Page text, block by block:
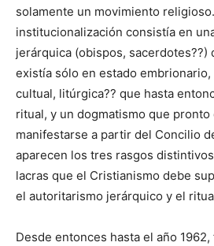
solamente un movimiento
institucionalización consistía en
jerárquica (obispos, sacerdotes??)
existía sólo en estado
cultual, litúrgica?? que hasta
ritual, y un dogmatismo que pronto
manifestarse a partir del Concilio
aparecen los tres rasgos
lacras que el Cristianismo debe
el autoritarismo jerárquico y el
Desde entonces hasta el año